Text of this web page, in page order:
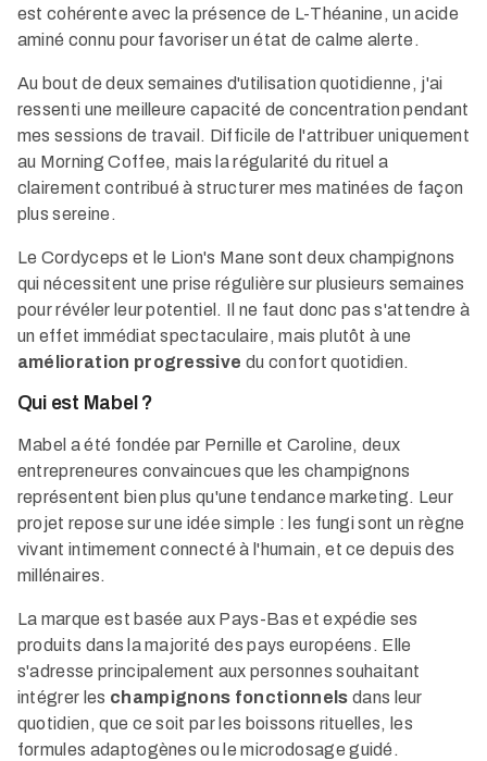
est cohérente avec la présence de L-Théanine, un acide
aminé connu pour favoriser un état de calme alerte.
Au bout de deux semaines d'utilisation quotidienne, j'ai
ressenti une meilleure capacité de concentration pendant
mes sessions de travail. Difficile de l'attribuer uniquement
au Morning Coffee, mais la régularité du rituel a
clairement contribué à structurer mes matinées de façon
plus sereine.
Le Cordyceps et le Lion's Mane sont deux champignons
qui nécessitent une prise régulière sur plusieurs semaines
pour révéler leur potentiel. Il ne faut donc pas s'attendre à
un effet immédiat spectaculaire, mais plutôt à une
amélioration progressive du confort quotidien.
Qui est Mabel ?
Mabel a été fondée par Pernille et Caroline, deux
entrepreneures convaincues que les champignons
représentent bien plus qu'une tendance marketing. Leur
projet repose sur une idée simple : les fungi sont un règne
vivant intimement connecté à l'humain, et ce depuis des
millénaires.
La marque est basée aux Pays-Bas et expédie ses
produits dans la majorité des pays européens. Elle
s'adresse principalement aux personnes souhaitant
intégrer les champignons fonctionnels dans leur
quotidien, que ce soit par les boissons rituelles, les
formules adaptogènes ou le microdosage guidé.